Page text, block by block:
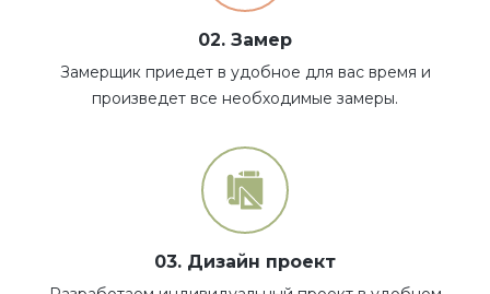
02. Замер
Замерщик приедет в удобное для вас время и
произведет все необходимые замеры.
03. Дизайн проект